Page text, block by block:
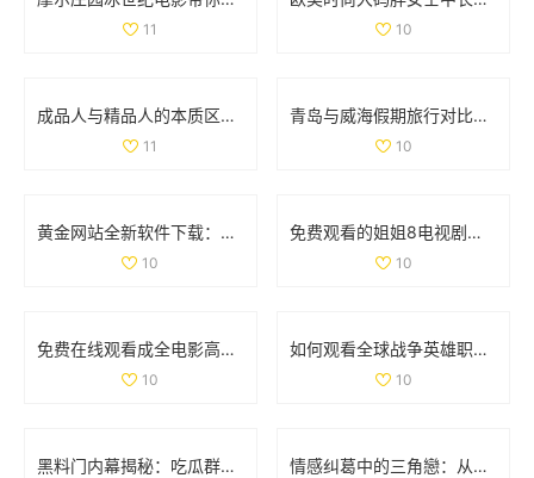
11 10
成品人与精品人的本质区别解析与对比分析
11
青岛与威海假期旅行对比全解析，哪个更值得去探索
10
黄金网站全新软件下载：快速获取最新投资资讯与市场动态
10
免费观看的姐姐8电视剧全集，畅享精彩剧情与人生故事
10
免费在线观看成全电影高清国语版，畅享精彩剧情和感人故事
10
如何观看全球战争英雄职业赛事的最新信息与平台推荐
10
黑料门内幕揭秘：吃瓜群众们的最新爆料大曝光 情感纠葛中的三角戀：从原配到新妾的心路历程